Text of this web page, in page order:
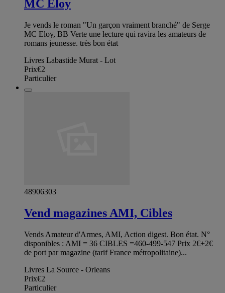
MC Eloy
Je vends le roman "Un garçon vraiment branché" de Serge
MC Eloy, BB Verte une lecture qui ravira les amateurs de
romans jeunesse. très bon état
Livres Labastide Murat - Lot
Prix€2
Particulier
48906303
Vend magazines AMI, Cibles
Vends Amateur d'Armes, AMI, Action digest. Bon état. N°
disponibles : AMI = 36 CIBLES =460-499-547 Prix 2€+2€
de port par magazine (tarif France métropolitaine)...
Livres La Source - Orleans
Prix€2
Particulier